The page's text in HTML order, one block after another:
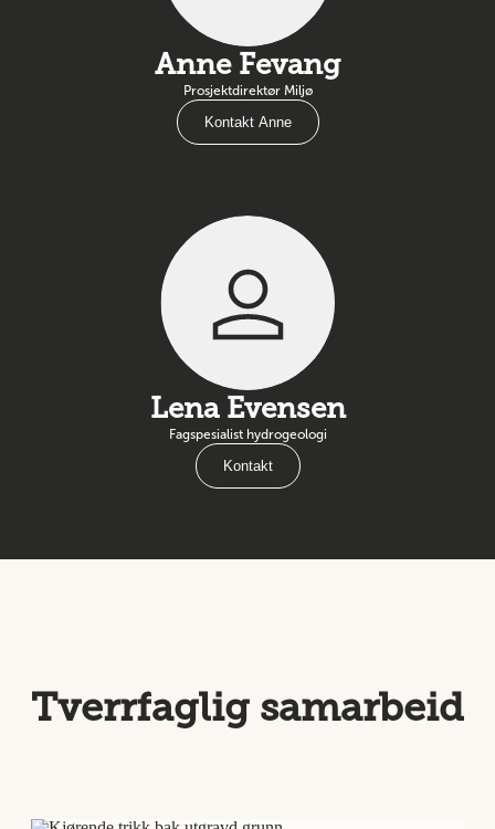
Anne Fevang
Prosjektdirektør Miljø
Kontakt Anne
Lena Evensen
Fagspesialist hydrogeologi
Kontakt
Tverrfaglig samarbeid